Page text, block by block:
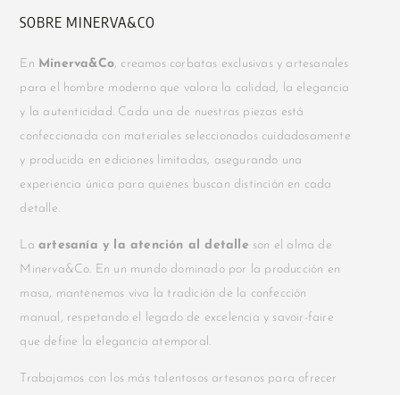
SOBRE MINERVA&CO
En Minerva&Co, creamos corbatas exclusivas y artesanales
para el hombre moderno que valora la calidad, la elegancia
y la autenticidad. Cada una de nuestras piezas está
confeccionada con materiales seleccionados cuidadosamente
y producida en ediciones limitadas, asegurando una
experiencia única para quienes buscan distinción en cada
detalle.
La artesanía y la atención al detalle son el alma de
Minerva&Co. En un mundo dominado por la producción en
masa, mantenemos viva la tradición de la confección
manual, respetando el legado de excelencia y savoir-faire
que define la elegancia atemporal.
Trabajamos con los más talentosos artesanos para ofrecer